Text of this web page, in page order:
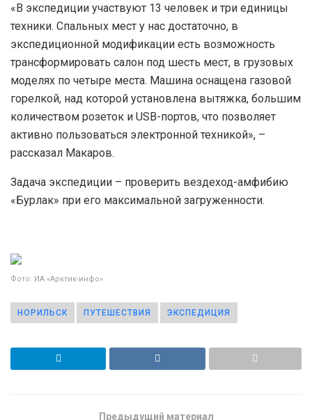
«В экспедиции участвуют 13 человек и три единицы
техники. Спальных мест у нас достаточно, в
экспедиционной модификации есть возможность
трансформировать салон под шесть мест, в грузовых
моделях по четыре места. Машина оснащена газовой
горелкой, над которой установлена вытяжка, большим
количеством розеток и USB-портов, что позволяет
активно пользоваться электронной техникой», –
рассказал Макаров.
Задача экспедиции – проверить вездеход-амфибию
«Бурлак» при его максимальной загруженности.
Фото: ИА «Арктик-инфо»
НОРИЛЬСК ПУТЕШЕСТВИЯ ЭКСПЕДИЦИЯ
Предыдущий материал